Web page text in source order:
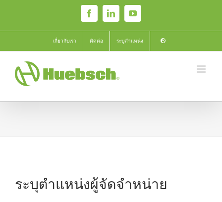
content
FacebookLinkedInYouTube
เกี่ยวกับเรา ติดต่อ ระบุตำแหน่ง
ระบุตำแหน่งผู้จัดจำหน่าย